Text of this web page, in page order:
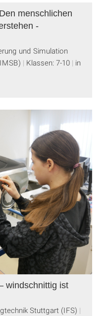
menschlichen
-
und Simulation
Klassen: 7-10 in
windschnittig ist
Stuttgart (IFS)